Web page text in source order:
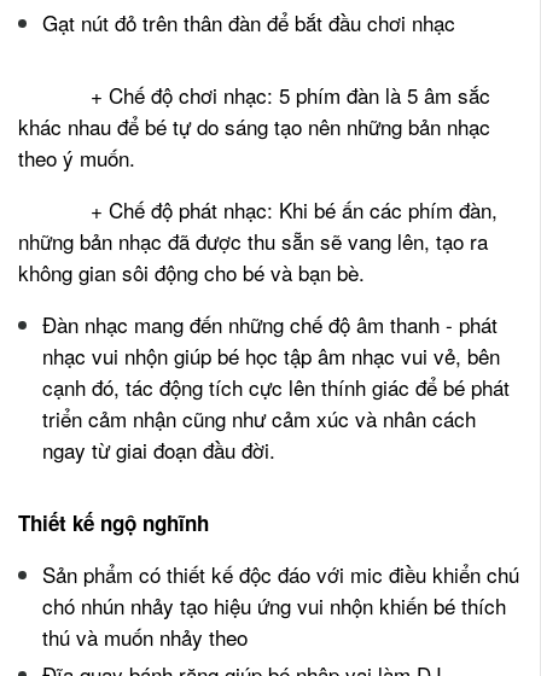
Gạt nút đỏ trên thân đàn để bắt đầu chơi nhạc
+ Chế độ chơi nhạc: 5 phím đàn là 5 âm sắc
khác nhau để bé tự do sáng tạo nên những bản nhạc
theo ý muốn.
+ Chế độ phát nhạc: Khi bé ấn các phím đàn,
những bản nhạc đã được thu sẵn sẽ vang lên, tạo ra
không gian sôi động cho bé và bạn bè.
Đàn nhạc mang đến những chế độ âm thanh - phát
nhạc vui nhộn giúp bé học tập âm nhạc vui vẻ, bên
cạnh đó, tác động tích cực lên thính giác để bé phát
triển cảm nhận cũng như cảm xúc và nhân cách
ngay từ giai đoạn đầu đời.
Thiết kế ngộ nghĩnh
Sản phẩm có thiết kế độc đáo với mic điều khiển chú
chó nhún nhảy tạo hiệu ứng vui nhộn khiến bé thích
thú và muốn nhảy theo